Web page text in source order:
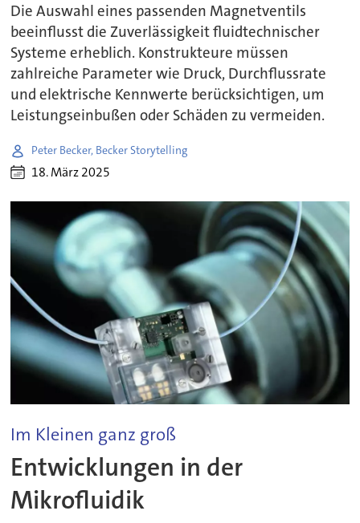
Die Auswahl eines passenden Magnetventils
beeinflusst die Zuverlässigkeit fluidtechnischer
Systeme erheblich. Konstrukteure müssen
zahlreiche Parameter wie Druck, Durchflussrate
und elektrische Kennwerte berücksichtigen, um
Leistungseinbußen oder Schäden zu vermeiden.
Peter Becker, Becker Storytelling
18. März 2025
Im Kleinen ganz groß
Entwicklungen in der
Mikrofluidik